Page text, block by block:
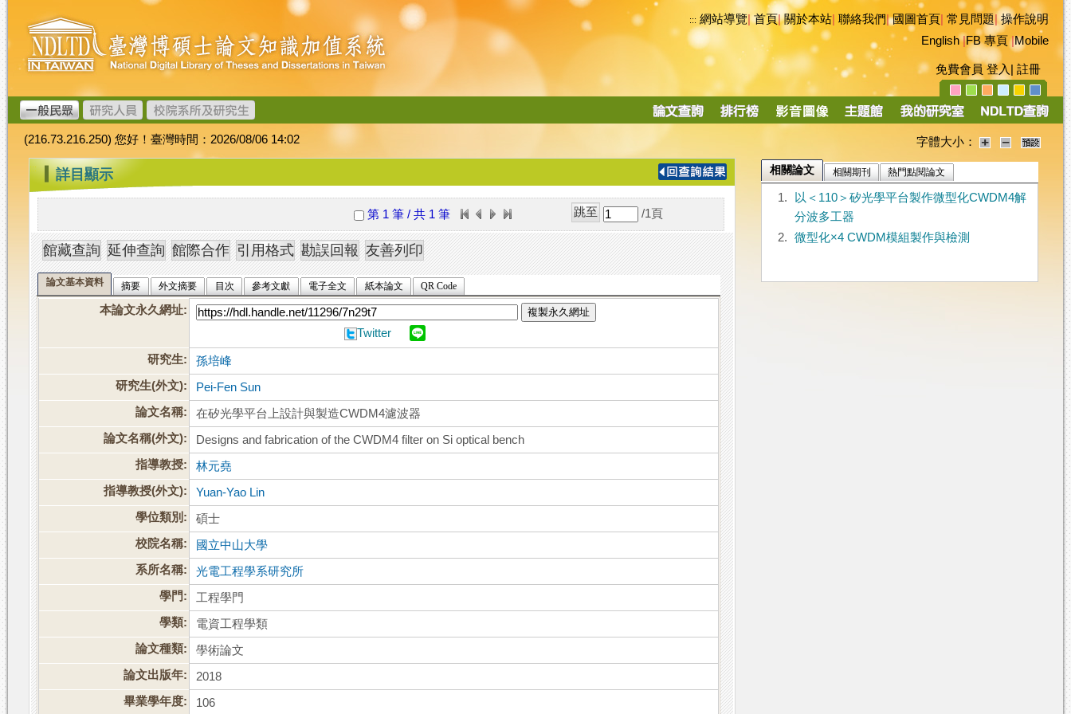
跳
到
主
要
內
容
臺
灣
博
碩
士
論
文
加
值
系
統
::: 網站導覽|首頁|關於本站 聯絡我們|國圖首頁 常見問題|操作說明
English|FB 專頁|Mobile
免費會員 登入 註冊
導
(216.73.216.250) 您好！臺灣時間：2026/08/06 14:02 字體大小：
::: 詳目顯示
第 1 筆 / 共 1 筆 /1 頁
論文基本資料 摘要 外文摘要 目次 參考文獻 電子全文 紙本論文 QR Code
本論文永久網址: 複製永久網址
Twitter
研究生:
孫培峰
研究生(外文):
Pei-Fen Sun
論文名稱:
在矽光學平台上設計與製造CWDM4濾波器
論文名稱(外文):
Designs and fabrication of the CWDM4 filter on Si optical bench
指導教授:
林元堯
指導教授(外文):
Yuan-Yao Lin
學位類別:
碩士
校院名稱:
國立中山大學
系所名稱:
光電工程學系研究所
學門:
工程學門
學類:
電資工程學類
論文種類:
學術論文
論文出版年:
2018
畢業學年度:
106
相關論文 相關期刊 熱門點閱論文
1.
以＜110＞矽光學平台製作微型化CWDM4解
分波多工器
2.
微型化×4 CWDM模組製作與檢測